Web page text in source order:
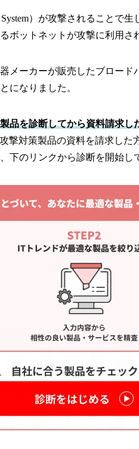
System）が攻撃されること
ボットネットが攻撃に利用さ
メーカーが販売したブロー
になりました。
品を診断してから資料請求
撃対策製品の資料を請求した
下のリンクから診断を開始し